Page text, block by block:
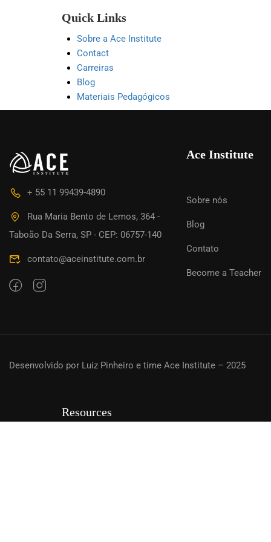
Quick Links
Sobre a Ace Institute
Contact
Carreiras
Blog
Materiais Pedagógicos
+ 55 11 99439-4890
Rua Maria Bento de Lemos, 364 -
Taboão Da Serra, SP - CEP: 06757-140
contato@aceinstitute.com.br
Ace Institute
Sobre nós
Blog
Contato
Become a Teacher
Desenvolvido por Luiz Pinheiro e time Ace Institute – 2025
Resources
QUER
Forums
política de Cookies